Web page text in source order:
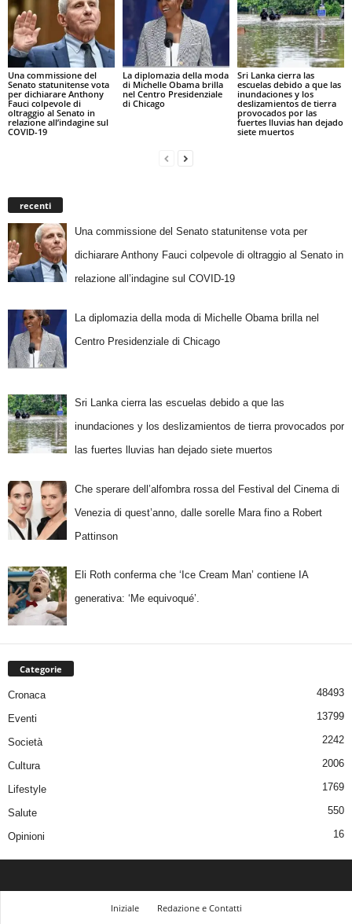
Una commissione del
Senato statunitense vota
per dichiarare Anthony
Fauci colpevole di
oltraggio al Senato in
relazione all’indagine sul
COVID-19
La diplomazia della moda
di Michelle Obama brilla
nel Centro Presidenziale
di Chicago
Sri Lanka cierra las
escuelas debido a que las
inundaciones y los
deslizamientos de tierra
provocados por las
fuertes lluvias han dejado
siete muertos
recenti
Una commissione del Senato statunitense vota per
dichiarare Anthony Fauci colpevole di oltraggio al Senato in
relazione all’indagine sul COVID-19
La diplomazia della moda di Michelle Obama brilla nel
Centro Presidenziale di Chicago
Sri Lanka cierra las escuelas debido a que las
inundaciones y los deslizamientos de tierra provocados por
las fuertes lluvias han dejado siete muertos
Che sperare dell’alfombra rossa del Festival del Cinema di
Venezia di quest’anno, dalle sorelle Mara fino a Robert
Pattinson
Eli Roth conferma che ‘Ice Cream Man’ contiene IA
generativa: ‘Me equivoqué’.
Categorie
Cronaca 48493
Eventi 13799
Società 2242
Cultura 2006
Lifestyle 1769
Salute 550
Opinioni 16
Iniziale Redazione e Contatti